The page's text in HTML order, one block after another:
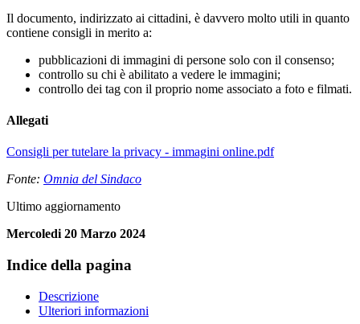
Il documento, indirizzato ai cittadini, è davvero molto utili in quanto
contiene consigli in merito a:
pubblicazioni di immagini di persone solo con il consenso;
controllo su chi è abilitato a vedere le immagini;
controllo dei tag con il proprio nome associato a foto e filmati.
Allegati
Consigli per tutelare la privacy - immagini online.pdf
Fonte: Omnia del Sindaco
Ultimo aggiornamento
Mercoledi 20 Marzo 2024
Indice della pagina
Descrizione
Ulteriori informazioni